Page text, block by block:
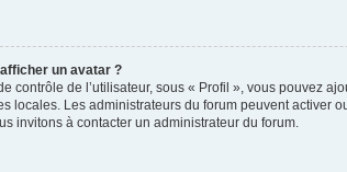
un avatar ?
contrôle de l’utilisateur, sous « Profil », vous pouvez
locales. Les administrateurs du forum peuvent
invitons à contacter un administrateur du forum.